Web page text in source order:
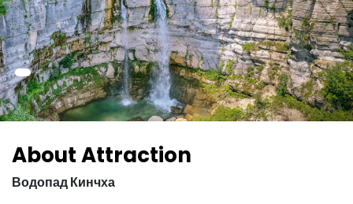
About Attraction
Водопад Кинчха